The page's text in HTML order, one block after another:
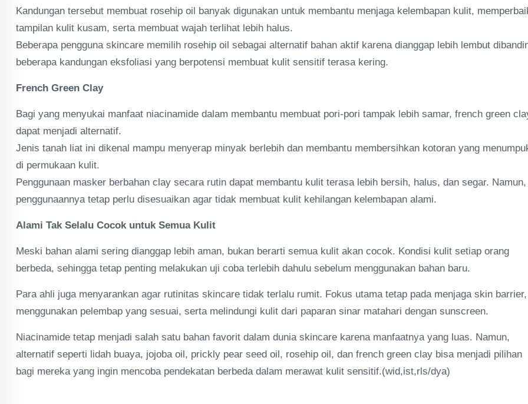
Kandungan tersebut membuat rosehip oil banyak digunakan untuk membantu menjaga kelembapan kulit,
tampilan kulit kusam, serta membuat wajah terlihat lebih halus.
Beberapa pengguna skincare memilih rosehip oil sebagai alternatif bahan aktif karena dianggap lebih lembut
beberapa kandungan eksfoliasi yang berpotensi membuat kulit sensitif terasa kering.
French Green Clay
Bagi yang menyukai manfaat niacinamide dalam membantu membuat pori-pori tampak lebih samar, french green
dapat menjadi alternatif.
Jenis tanah liat ini dikenal mampu menyerap minyak berlebih dan membantu membersihkan kotoran yang
di permukaan kulit.
Penggunaan masker berbahan clay secara rutin dapat membantu kulit terasa lebih bersih, halus, dan segar. Namun,
penggunaannya tetap perlu disesuaikan agar tidak membuat kulit kehilangan kelembapan alami.
Alami Tak Selalu Cocok untuk Semua Kulit
Meski bahan alami sering dianggap lebih aman, bukan berarti semua kulit akan cocok. Kondisi kulit setiap orang
berbeda, sehingga tetap penting melakukan uji coba terlebih dahulu sebelum menggunakan bahan baru.
Para ahli juga menyarankan agar rutinitas skincare tidak terlalu rumit. Fokus utama tetap pada menjaga skin barrier,
menggunakan pelembap yang sesuai, serta melindungi kulit dari paparan sinar matahari dengan sunscreen.
Niacinamide tetap menjadi salah satu bahan favorit dalam dunia skincare karena manfaatnya yang luas. Namun,
alternatif seperti lidah buaya, jojoba oil, prickly pear seed oil, rosehip oil, dan french green clay bisa menjadi pilihan
bagi mereka yang ingin mencoba pendekatan berbeda dalam merawat kulit sensitif.(wid,ist,rls/dya)